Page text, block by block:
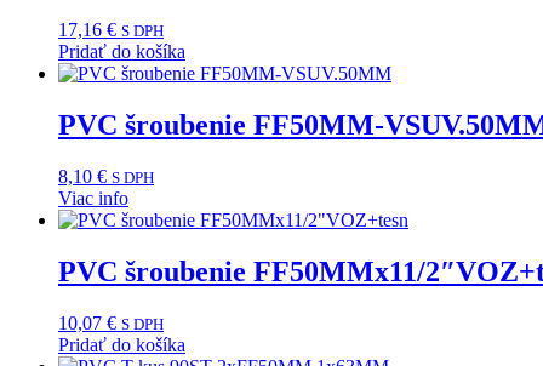
17,16 € S DPH
Pridať do košíka
PVC šroubenie FF50MM-
8,10 € S DPH
Viac info
PVC šroubenie FF50MMx11/
10,07 € S DPH
Pridať do košíka